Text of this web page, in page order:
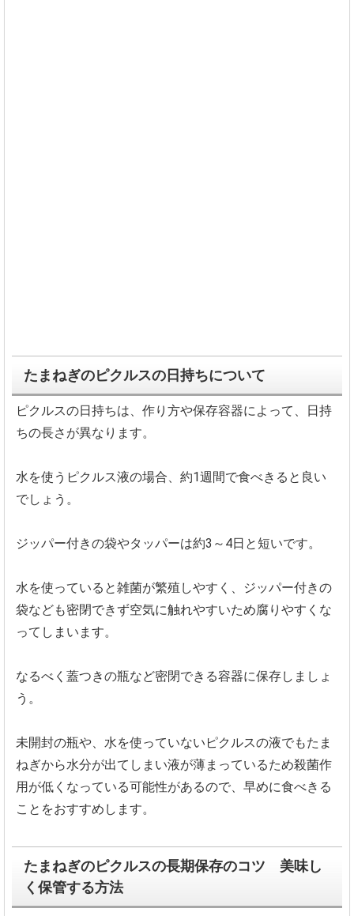
たまねぎのピクルスの日持ちについて
ピクルスの日持ちは、作り方や保存容器によって、日持
ちの長さが異なります。
水を使うピクルス液の場合、約1週間で食べきると良い
でしょう。
ジッパー付きの袋やタッパーは約3～4日と短いです。
水を使っていると雑菌が繁殖しやすく、ジッパー付きの
袋なども密閉できず空気に触れやすいため腐りやすくな
ってしまいます。
なるべく蓋つきの瓶など密閉できる容器に保存しましょ
う。
未開封の瓶や、水を使っていないピクルスの液でもたま
ねぎから水分が出てしまい液が薄まっているため殺菌作
用が低くなっている可能性があるので、早めに食べきる
ことをおすすめします。
たまねぎのピクルスの長期保存のコツ 美味し
く保管する方法